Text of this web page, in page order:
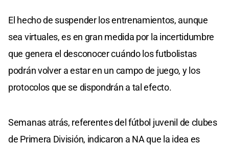
El hecho de suspender los entrenamientos, aunque
sea virtuales, es en gran medida por la incertidumbre
que genera el desconocer cuándo los futbolistas
podrán volver a estar en un campo de juego, y los
protocolos que se dispondrán a tal efecto.
Semanas atrás, referentes del fútbol juvenil de clubes
de Primera División, indicaron a NA que la idea es